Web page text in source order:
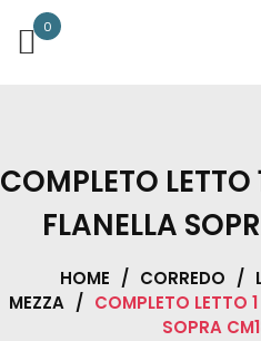
0
COMPLETO LETTO
FLANELLA
HOME / CORREDO /
MEZZA / COMPLETO LETTO
SOPRA